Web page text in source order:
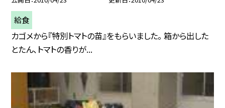
給食
カゴメから『特別トマトの苗』をもらいました。 箱から出した
とたん、トマトの香りが...